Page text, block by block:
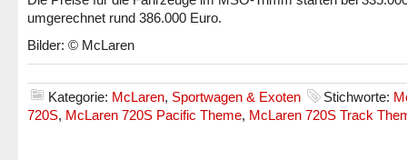
umgerechnet rund 386.000 Euro.
Bilder: © McLaren
Kategorie: McLaren, Sportwagen & Exoten Stichworte:
720S, McLaren 720S Pacific Theme, McLaren 720S Track